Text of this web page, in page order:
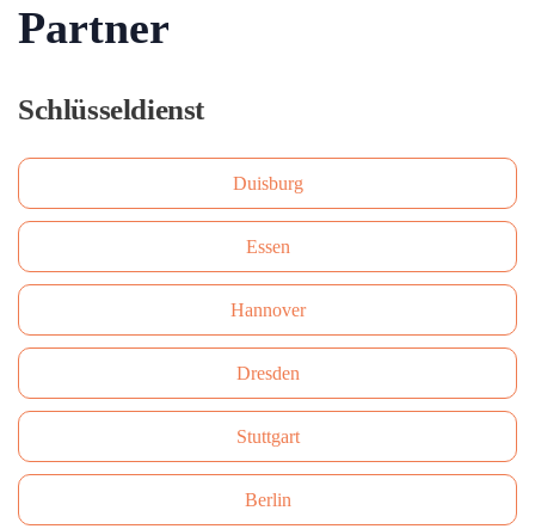
Partner
Schlüsseldienst
Duisburg
Essen
Hannover
Dresden
Stuttgart
Berlin